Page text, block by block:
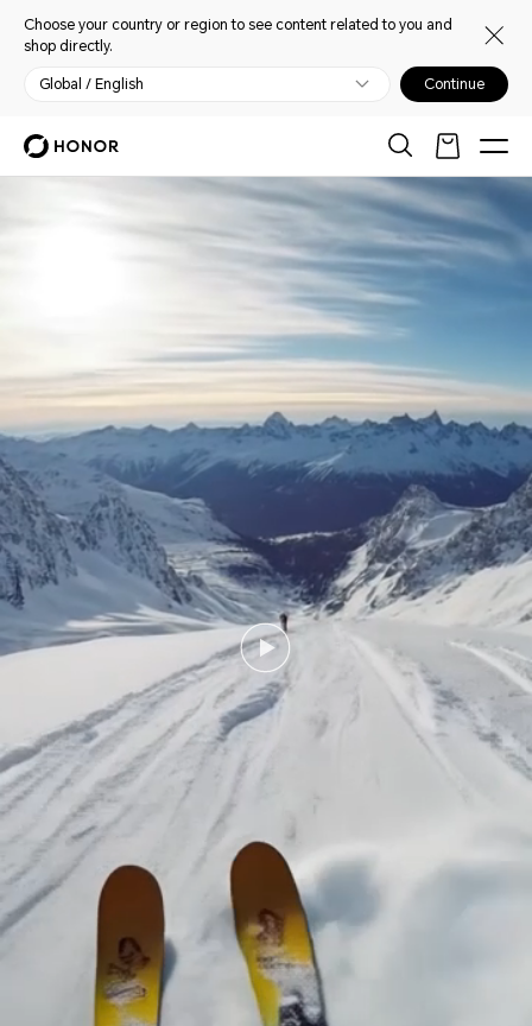
Choose your country or region to see content related to you and
shop directly.
Global / English Continue